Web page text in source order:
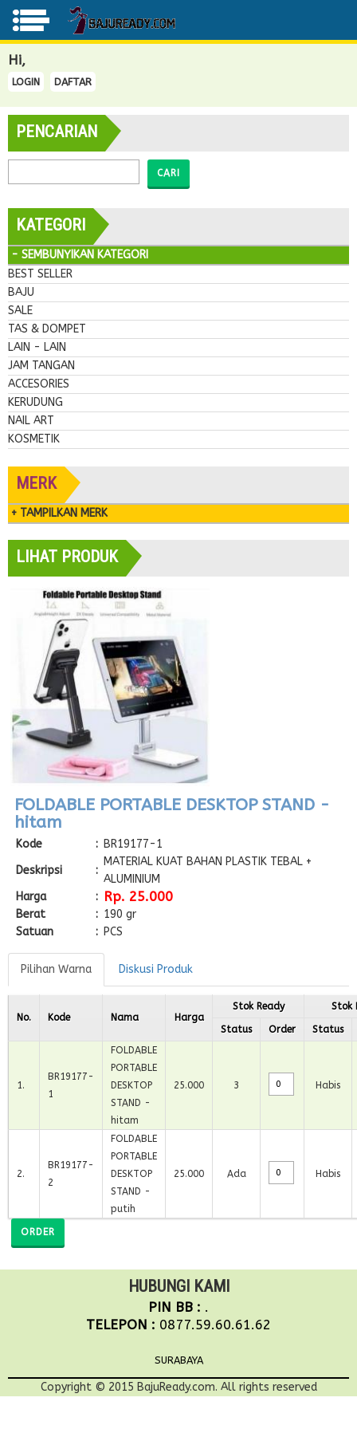
Hi,
LOGIN DAFTAR
PENCARIAN
CARI
KATEGORI
- SEMBUNYIKAN KATEGORI
BEST SELLER
BAJU
SALE
TAS & DOMPET
LAIN - LAIN
JAM TANGAN
ACCESORIES
KERUDUNG
NAIL ART
KOSMETIK
MERK
+ TAMPILKAN MERK
LIHAT PRODUK
FOLDABLE PORTABLE DESKTOP STAND -
hitam
Kode : BR19177-1
Deskripsi
:
MATERIAL KUAT BAHAN PLASTIK TEBAL +
ALUMINIUM
Harga
: Rp. 25.000
Berat : 190 gr
Satuan
: PCS
Pilihan Warna Diskusi Produk
No. Kode Nama Harga
Stok Ready Stok
Status Order Status
1.
BR19177-
1
FOLDABLE
PORTABLE
DESKTOP
STAND -
hitam
25.000 3 Habis
2.
BR19177-
2
FOLDABLE
PORTABLE
DESKTOP
STAND -
putih
25.000 Ada Habis
ORDER
HUBUNGI KAMI
PIN BB : .
TELEPON : 0877.59.60.61.62
SURABAYA
Copyright © 2015 BajuReady.com. All rights reserved